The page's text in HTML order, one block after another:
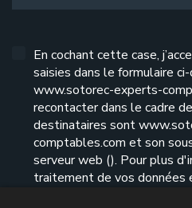
En cochant cette case,
saisies dans le formulaire
www.sotorec-experts-
recontacter dans le cadre
destinataires sont
comptables.com et son
serveur web (). Pour plus
traitement de vos données